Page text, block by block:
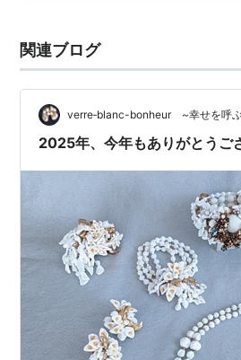
関連ブログ
verre‐blanc-bonheur ~幸せを呼
2025年、今年もありがとうご